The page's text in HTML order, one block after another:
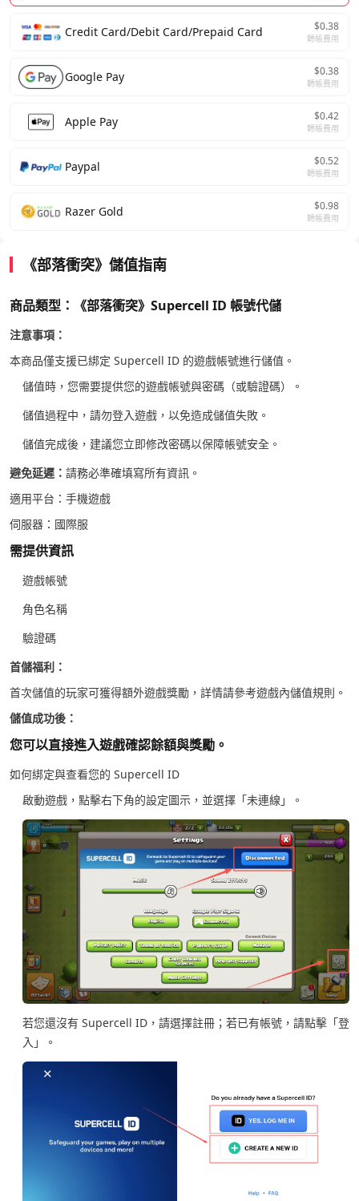
Credit Card/Debit Card/Prepaid Card $0.38
轉帳費用
Google Pay $0.38
轉帳費用
Apple Pay $0.42
轉帳費用
Paypal $0.52
轉帳費用
Razer Gold $0.98
轉帳費用
《部落衝突》儲值指南
商品類型：《部落衝突》Supercell ID 帳號代儲
注意事項：
本商品僅支援已綁定 Supercell ID 的遊戲帳號進行儲值。
儲值時，您需要提供您的遊戲帳號與密碼（或驗證碼）。
儲值過程中，請勿登入遊戲，以免造成儲值失敗。
儲值完成後，建議您立即修改密碼以保障帳號安全。
避免延遲： 請務必準確填寫所有資訊。
適用平台：手機遊戲
伺服器：國際服
需提供資訊
遊戲帳號
角色名稱
驗證碼
首儲福利：
首次儲值的玩家可獲得額外遊戲獎勵，詳情請參考遊戲內儲值規則。
儲值成功後：
您可以直接進入遊戲確認餘額與獎勵。
如何綁定與查看您的 Supercell ID
啟動遊戲，點擊右下角的設定圖示，並選擇「未連線」。
若您還沒有 Supercell ID，請選擇註冊；若已有帳號，請點擊「登
入」。